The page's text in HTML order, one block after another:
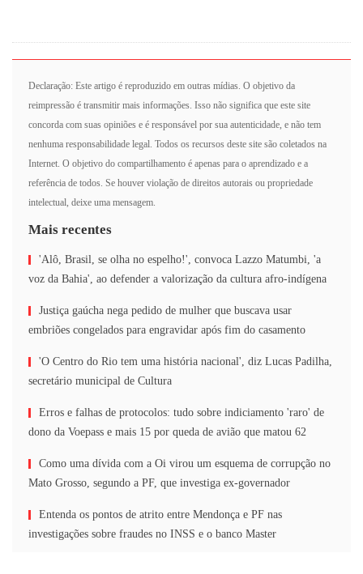
Declaração: Este artigo é reproduzido em outras mídias. O objetivo da
reimpressão é transmitir mais informações. Isso não significa que este site
concorda com suas opiniões e é responsável por sua autenticidade, e não tem
nenhuma responsabilidade legal. Todos os recursos deste site são coletados na
Internet. O objetivo do compartilhamento é apenas para o aprendizado e a
referência de todos. Se houver violação de direitos autorais ou propriedade
intelectual, deixe uma mensagem.
Mais recentes
'Alô, Brasil, se olha no espelho!', convoca Lazzo Matumbi, 'a
voz da Bahia', ao defender a valorização da cultura afro-indígena
Justiça gaúcha nega pedido de mulher que buscava usar
embriões congelados para engravidar após fim do casamento
'O Centro do Rio tem uma história nacional', diz Lucas Padilha,
secretário municipal de Cultura
Erros e falhas de protocolos: tudo sobre indiciamento 'raro' de
dono da Voepass e mais 15 por queda de avião que matou 62
Como uma dívida com a Oi virou um esquema de corrupção no
Mato Grosso, segundo a PF, que investiga ex-governador
Entenda os pontos de atrito entre Mendonça e PF nas
investigações sobre fraudes no INSS e o banco Master